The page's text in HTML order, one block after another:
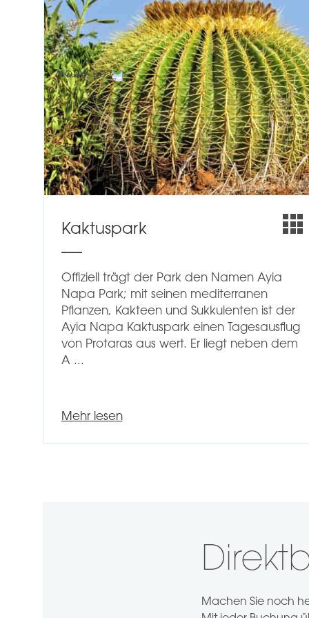
Kaktuspark
Offiziell trägt der Park den Namen Ayia
Napa Park; mit seinen mediterranen
Pflanzen, Kakteen und Sukkulenten ist der
Ayia Napa Kaktuspark einen Tagesausflug
von Protaras aus wert. Er liegt neben dem
A ...
Mehr lesen
Machen Sie noch